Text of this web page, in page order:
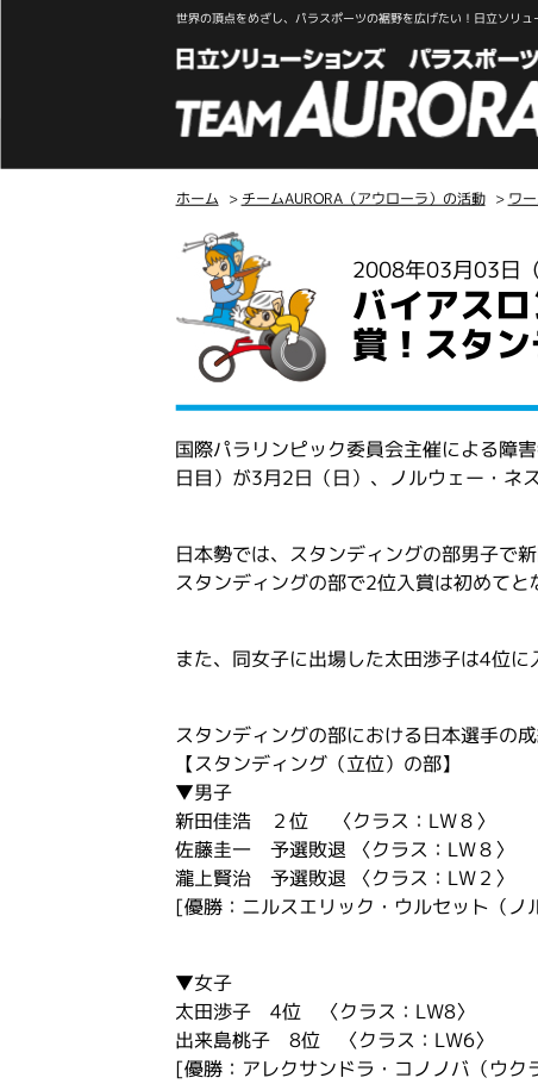
世界の頂点をめざし、パラスポーツの裾野を広げたい！日立ソリ
ホーム > チームAURORA（アウローラ）の活動 > ワ
2008年03月03日（
バイアス
賞！スタ
国際パラリンピック委員会主催による障
日目）が3月2日（日）、ノルウェー・ネ
日本勢では、スタンディングの部男子で
スタンディングの部で2位入賞は初めてと
また、同女子に出場した太田渉子は4位に
スタンディングの部における日本選手の
【スタンディング（立位）の部】
▼男子
新田佳浩 ２位 〈クラス：LW８〉
佐藤圭一 予選敗退 〈クラス：LW８〉
瀧上賢治 予選敗退 〈クラス：LW２〉
[優勝：ニルスエリック・ウルセット（ノ
▼女子
太田渉子 4位 〈クラス：LW8〉
出来島桃子 8位 〈クラス：LW6〉
[優勝：アレクサンドラ・コノノバ（ウク